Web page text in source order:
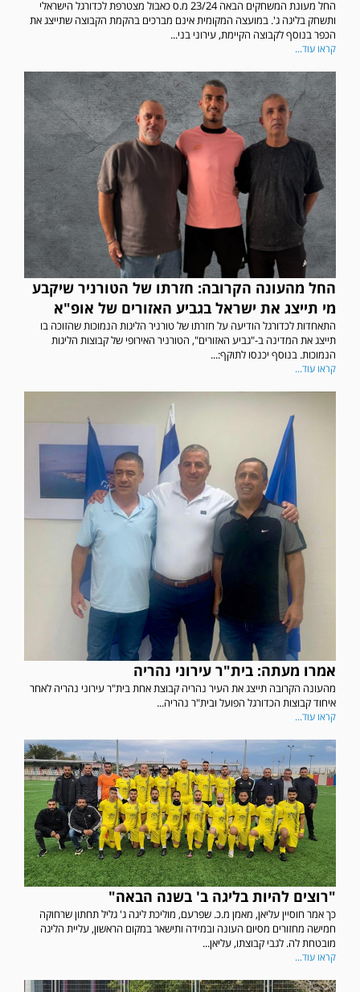
החל מעונת המשחקים הבאה 23/24 מ.ס כאבול מצטרפת לכדורגל הישראלי
ותשחק בליגה ג'. במועצה המקומית אינם מברכים בהקמת הקבוצה שתייצג את
הכפר בנוסף לקבוצה הקיימת, עירוני בני...
קראו עוד...
החל מהעונה הקרובה: חזרתו של הטורניר שיקבע
מי תייצג את ישראל בגביע האזורים של אופ"א
התאחדות לכדורגל הודיעה על חזרתו של טורניר הליגות הנמוכות שהזוכה בו
תייצג את המדינה ב-"גביע האזורים", הטורניר האירופי של קבוצות הליגות
הנמוכות. בנוסף יכנסו לתוקף:...
קראו עוד...
אמרו מעתה: בית"ר עירוני נהריה
מהעונה הקרובה תייצג את העיר נהריה קבוצת אחת בית"ר עירוני נהריה לאחר
איחוד קבוצות הכדורגל הפועל ובית"ר נהריה...
קראו עוד...
"רוצים להיות בליגה ב' בשנה הבאה"
כך אמר חוסיין עליאן, מאמן מ.כ. שפרעם, מוליכת ליגה ג' גליל תחתון שרחוקה
חמישה מחזורים מסיום העונה ובמידה ותישאר במקום הראשון, עליית הליגה
מובטחת לה. לגבי קבוצתו, עליאן...
קראו עוד...